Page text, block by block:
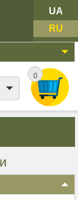
UA
RU
0